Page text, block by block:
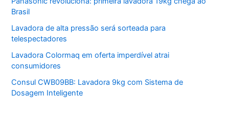
Brasil
Lavadora de alta pressão será sorteada para
telespectadores
Lavadora Colormaq em oferta imperdível atrai
consumidores
Consul CWB09BB: Lavadora 9kg com Sistema de
Dosagem Inteligente